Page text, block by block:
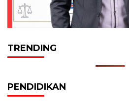
TRENDING
PENDIDIKAN